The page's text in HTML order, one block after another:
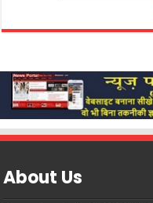
About Us